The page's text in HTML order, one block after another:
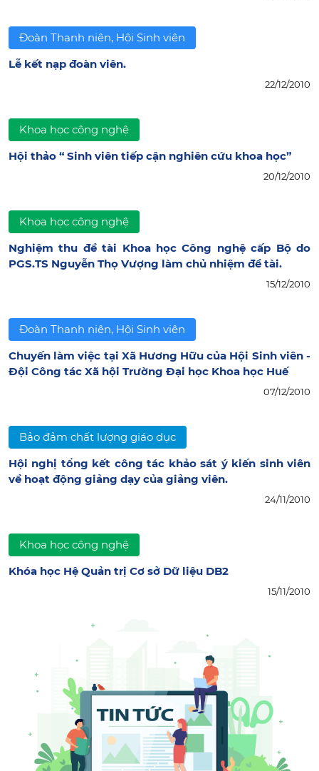
Đoàn Thanh niên, Hội Sinh viên
Lễ kết nạp đoàn viên.
22/12/2010
Khoa học công nghệ
Hội thảo “ Sinh viên tiếp cận nghiên cứu khoa học”
20/12/2010
Khoa học công nghệ
Nghiệm thu đề tài Khoa học Công nghệ cấp Bộ do
PGS.TS Nguyễn Thọ Vượng làm chủ nhiệm đề tài.
15/12/2010
Đoàn Thanh niên, Hội Sinh viên
Chuyến làm việc tại Xã Hương Hữu của Hội Sinh viên -
Đội Công tác Xã hội Trường Đại học Khoa học Huế
07/12/2010
Bảo đảm chất lượng giáo dục
Hội nghị tổng kết công tác khảo sát ý kiến sinh viên
về hoạt động giảng dạy của giảng viên.
24/11/2010
Khoa học công nghệ
Khóa học Hệ Quản trị Cơ sở Dữ liệu DB2
15/11/2010